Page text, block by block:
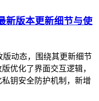
新版本更新细节与使
版动态，围绕其更新细节
优化了界面交互逻辑，
钥安全防护机制，新增